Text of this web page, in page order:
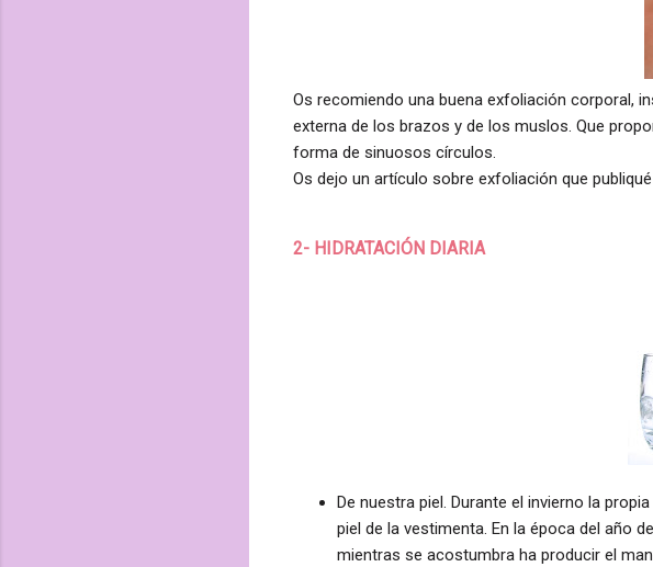
Os recomiendo una buena exfoliación corporal,
externa de los brazos y de los muslos. Que
forma de sinuosos círculos.
Os dejo un artículo sobre exfoliación que
2- HIDRATACIÓN DIARIA
De nuestra piel. Durante el invierno la
piel de la vestimenta. En la época del año
mientras se acostumbra ha producir el